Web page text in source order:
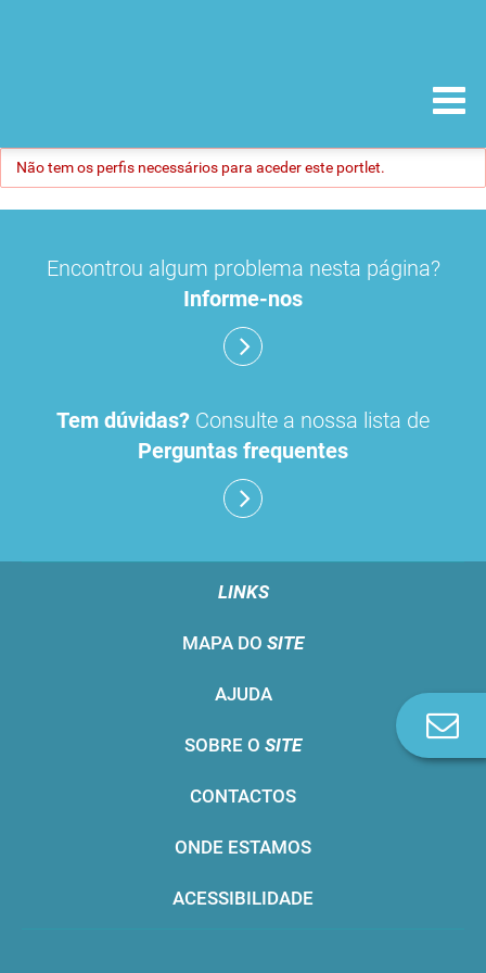
Não tem os perfis necessários para aceder este portlet.
Encontrou algum problema nesta página?
Informe-nos
Tem dúvidas? Consulte a nossa lista de
Perguntas frequentes
LINKS
MAPA DO SITE
AJUDA
SOBRE O SITE
CONTACTOS
ONDE ESTAMOS
ACESSIBILIDADE